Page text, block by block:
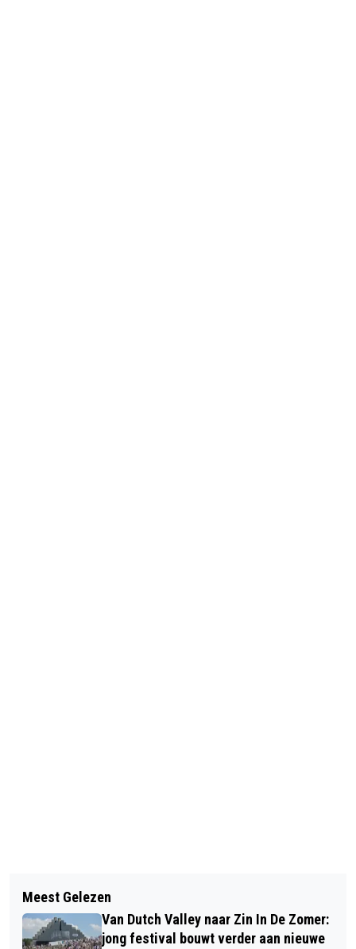
TWEE WEKEN OP PAD NAAR ITALIË
VOOR PIUALBERI.ORA
(MEERBOMEN.NU)
STICHTING MEERGROEN ERVAART
WEEK VAN STEUN EN DRAAGVLAK
Meest Gelezen
Van Dutch Valley naar Zin In De Zomer:
jong festival bouwt verder aan nieuwe